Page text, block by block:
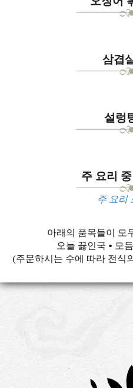
삼겹
설렁
주 요리
주 요리
아래의 품목들이 모
오늘 끓인국 • 모
(주문하시는 수에 따라 전식